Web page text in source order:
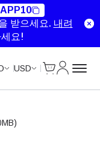
APP10
받으세요. 내려
요!
USD
Unlimited Data
Unlimited Data